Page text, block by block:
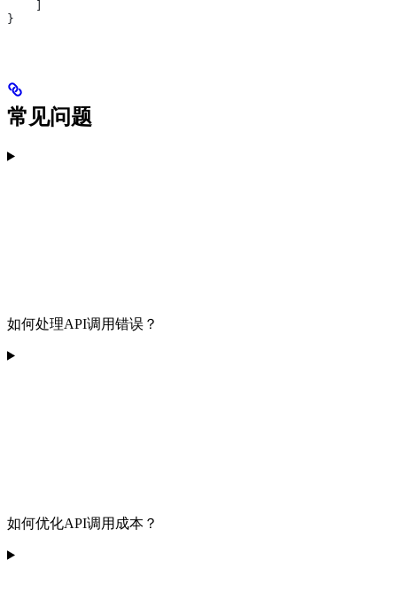
}
常见问题
如何处理API调用错误？
如何优化API调用成本？